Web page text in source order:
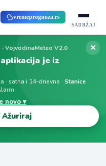
vremeprognoza.rs
SADRŽAJ
VojvodinaMeteo V2.0
je iz
· satna i 14-dnevna · Stanice
novo ▾
✕